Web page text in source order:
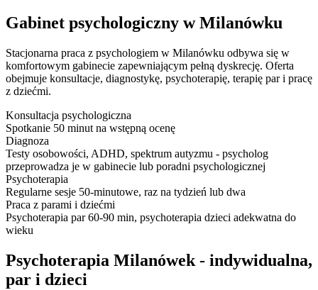
Gabinet psychologiczny w Milanówku
Stacjonarna praca z psychologiem w Milanówku odbywa się w
komfortowym gabinecie zapewniającym pełną dyskrecję. Oferta
obejmuje konsultacje, diagnostykę, psychoterapię, terapię par i pracę
z dziećmi.
Konsultacja psychologiczna
Spotkanie 50 minut na wstępną ocenę
Diagnoza
Testy osobowości, ADHD, spektrum autyzmu - psycholog
przeprowadza je w gabinecie lub poradni psychologicznej
Psychoterapia
Regularne sesje 50-minutowe, raz na tydzień lub dwa
Praca z parami i dziećmi
Psychoterapia par 60-90 min, psychoterapia dzieci adekwatna do
wieku
Psychoterapia Milanówek - indywidualna,
par i dzieci